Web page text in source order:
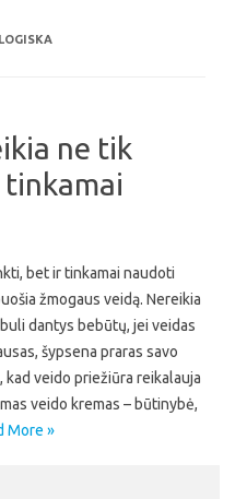
ne tik
bet ir tinkamai naudoti
žmogaus veidą. Nereikia
dantys bebūtų, jei veidas
šypsena praras savo
veido priežiūra reikalauja
veido kremas – būtinybė,
More »